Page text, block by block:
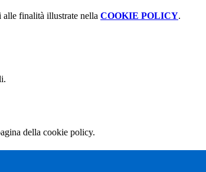
finalità illustrate nella COOKIE POLICY.
della cookie policy.